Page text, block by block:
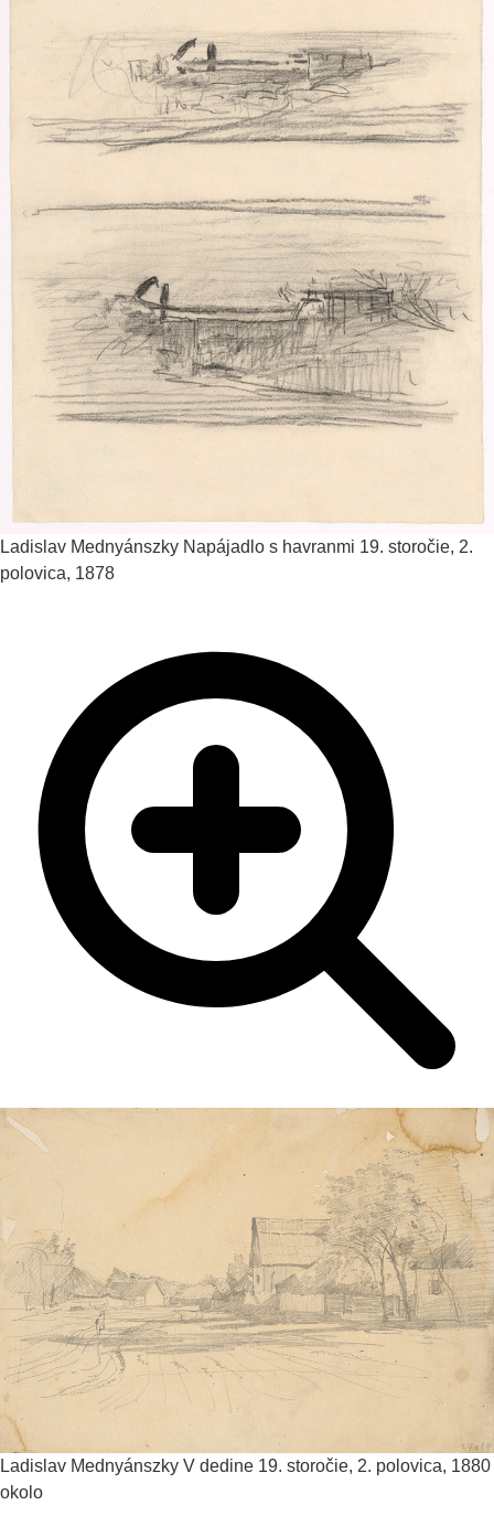
Ladislav Mednyánszky Napájadlo s havranmi 19. storočie, 2.
polovica, 1878
Ladislav Mednyánszky V dedine 19. storočie, 2. polovica, 1880
okolo